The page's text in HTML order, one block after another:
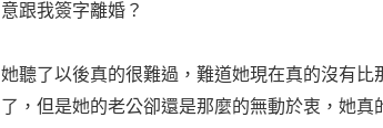
意跟我簽字離婚？
她聽了以後真的很難過，難道她現在真的沒有
了，但是她的老公卻還是那麼的無動於衷，她